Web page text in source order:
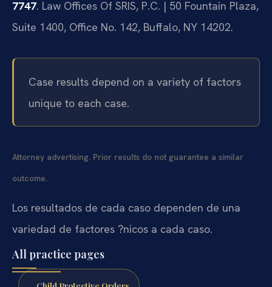
7747. Law Offices Of SRIS, P.C. | 50 Fountain Plaza,
Suite 1400, Office No. 142, Buffalo, NY 14202.
Case results depend on a variety of factors
unique to each case.
Attorney advertising. Prior results do not guarantee a similar
outcome.
Los resultados de cada caso dependen de una
variedad de factores ?nicos a cada caso.
All practice pages